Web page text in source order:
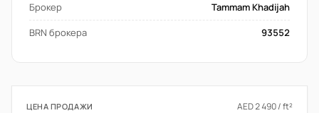
Брокер
Tammam Khadijah
BRN брокера
93552
ЦЕНА ПРОДАЖИ AED 2 490 / ft²